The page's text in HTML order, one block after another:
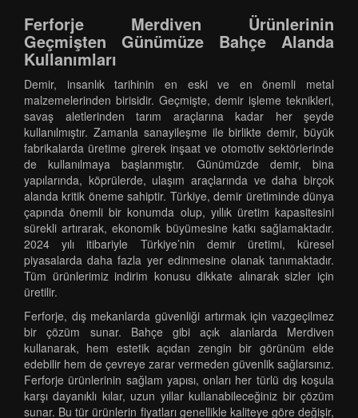
Ferforje Merdiven Ürünlerinin
Geçmişten Günümüze Bahçe Alanda
Kullanımları
Demir, insanlık tarihinin en eski ve en önemli metal
malzemelerinden birisidir. Geçmişte, demir işleme teknikleri,
savaş aletlerinden tarım araçlarına kadar her şeyde
kullanılmıştır. Zamanla sanayileşme ile birlikte demir, büyük
fabrikalarda üretime girerek inşaat ve otomotiv sektörlerinde
de kullanılmaya başlanmıştır. Günümüzde demir, bina
yapılarında, köprülerde, ulaşım araçlarında ve daha birçok
alanda kritik öneme sahiptir. Türkiye, demir üretiminde dünya
çapında önemli bir konumda olup, yıllık üretim kapasitesini
sürekli artırarak, ekonomik büyümesine katkı sağlamaktadır.
2024 yılı itibariyle Türkiye’nin demir üretimi, küresel
piyasalarda daha fazla yer edinmesine olanak tanımaktadır.
Tüm ürünlerimiz indirim konusu dikkate alınarak sizler için
üretilir.
Ferforje, dış mekanlarda güvenliği artırmak için vazgeçilmez
bir çözüm sunar. Bahçe gibi açık alanlarda Merdiven
kullanarak, hem estetik açıdan zengin bir görünüm elde
edebilir hem de çevreye zarar vermeden güvenlik sağlarsınız.
Ferforje ürünlerinin sağlam yapısı, onları her türlü dış koşula
karşı dayanıklı kılar, uzun yıllar kullanabileceğiniz bir çözüm
sunar. Bu tür ürünlerin fiyatları genellikle kaliteye göre değişir,